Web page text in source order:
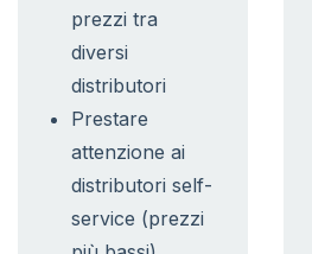
prezzi tra
diversi
distributori
Prestare
attenzione ai
distributori self-
service (prezzi